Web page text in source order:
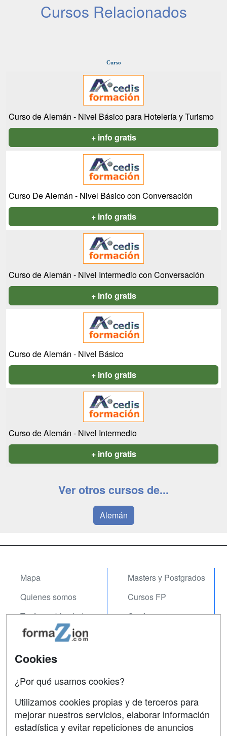
Cursos Relacionados
Curso
Curso de Alemán - Nivel Básico para Hotelería y Turismo
+ info gratis
Curso De Alemán - Nivel Básico con Conversación
+ info gratis
Curso de Alemán - Nivel Intermedio con Conversación
+ info gratis
Curso de Alemán - Nivel Básico
+ info gratis
Curso de Alemán - Nivel Intermedio
+ info gratis
Ver otros cursos de...
Alemán
Mapa
Quienes somos
Tarifas publicidad
Acceso Usuarios
Acceso Centros
Masters y Postgrados
Cursos FP
Conferencias
Contactar
Confidencialidad
Cookies
¿Por qué usamos cookies?
Utilizamos cookies propias y de terceros para
mejorar nuestros servicios, elaborar información
estadística y evitar repeticiones de anuncios